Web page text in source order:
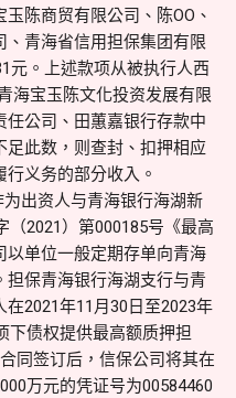
陈商贸有限公司、陈OO、
青海省信用担保集团有限
元。上述款项从被执行人西
海宝玉陈文化投资发展有限
公司、田蕙嘉银行存款中
足此数，则查封、扣押相应
行义务的部分收入。
出资人与青海银行海湖新
（2021）第000185号《最高
单位一般定期存单向青海
保青海银行海湖支行与青
2021年11月30日至2023年
下债权提供最高额质押担
同签订后，信保公司将其在
万元的凭证号为00584460